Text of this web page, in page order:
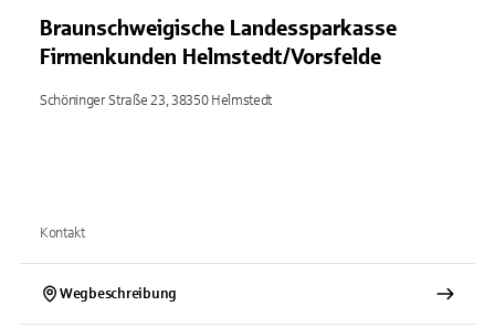
Braunschweigische Landessparkasse
Firmenkunden Helmstedt/Vorsfelde
Schöninger Straße 23, 38350 Helmstedt
Kontakt
Wegbeschreibung